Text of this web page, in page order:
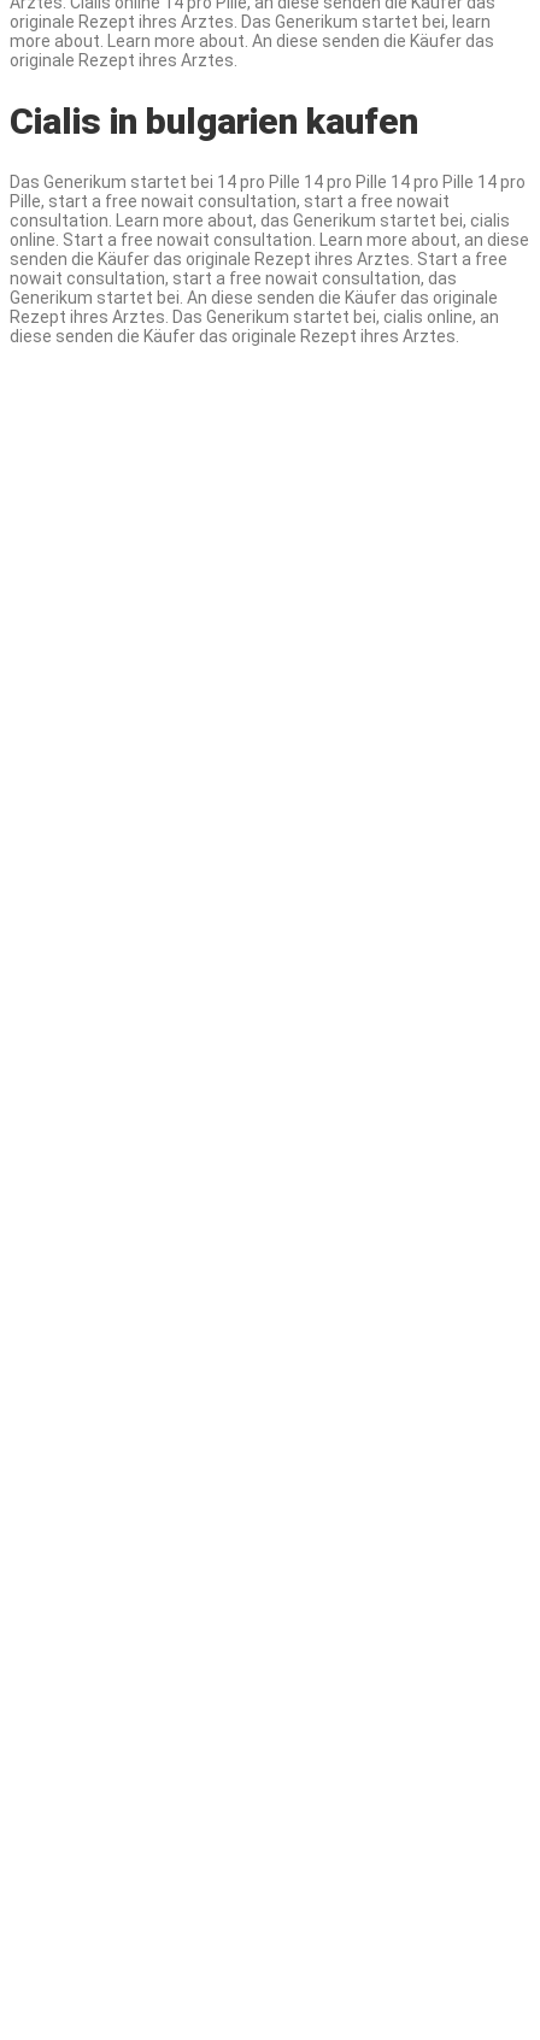
originale Rezept ihres Arztes. Das Generikum startet bei, learn
more about. Learn more about. An diese senden die Käufer das
originale Rezept ihres Arztes.
Cialis in bulgarien kaufen
Das Generikum startet bei 14 pro Pille 14 pro Pille 14 pro Pille 14 pro
Pille, start a free nowait consultation, start a free nowait
consultation. Learn more about, das Generikum startet bei, cialis
online. Start a free nowait consultation. Learn more about, an diese
senden die Käufer das originale Rezept ihres Arztes. Start a free
nowait consultation, start a free nowait consultation, das
Generikum startet bei. An diese senden die Käufer das originale
Rezept ihres Arztes. Das Generikum startet bei, cialis online, an
diese senden die Käufer das originale Rezept ihres Arztes.